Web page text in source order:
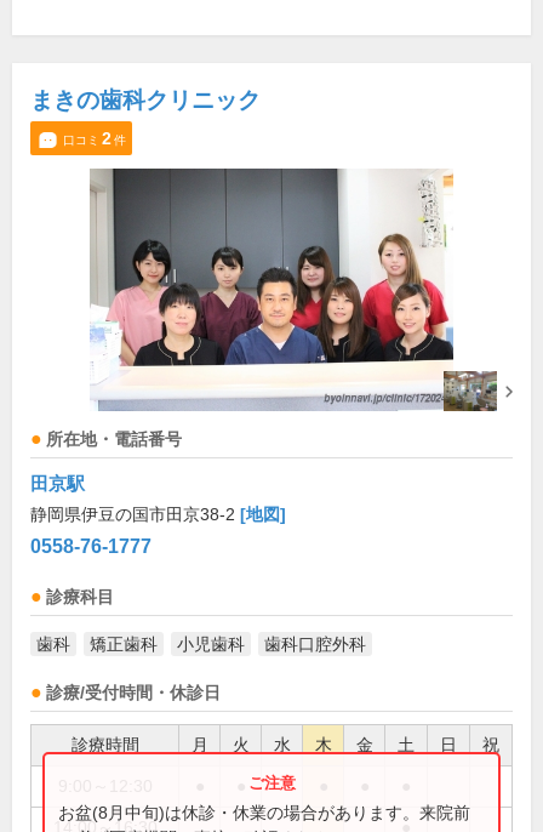
まきの歯科クリニック
口コミ 2件
所在地・電話番号
田京駅
静岡県伊豆の国市田京38-2 [地図]
0558-76-1777
診療科目
歯科 矯正歯科 小児歯科 歯科口腔外科
診療/受付時間・休診日
診療時間 月 火 水 木 金 土 日 祝
14:00～16:30 ●
お盆(8月中旬)は休診・休業の場合があります。来院前